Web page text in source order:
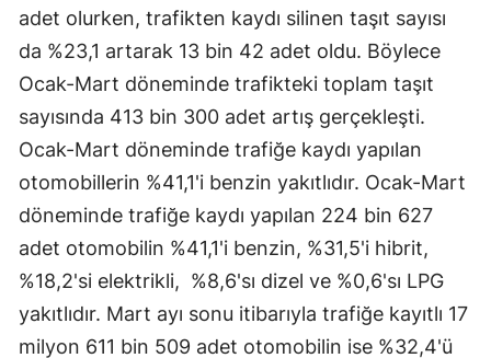
Bartın
Ardahan
Iğdır
Yalova
Karabük
Kilis
Osmaniye
Düzce
adet olurken, trafikten kaydı silinen taşıt sayısı
da %23,1 artarak 13 bin 42 adet oldu. Böylece
Ocak-Mart döneminde trafikteki toplam taşıt
sayısında 413 bin 300 adet artış gerçekleşti.
Ocak-Mart döneminde trafiğe kaydı yapılan
otomobillerin %41,1'i benzin yakıtlıdır. Ocak-Mart
döneminde trafiğe kaydı yapılan 224 bin 627
adet otomobilin %41,1'i benzin, %31,5'i hibrit,
%18,2'si elektrikli, %8,6'sı dizel ve %0,6'sı LPG
yakıtlıdır. Mart ayı sonu itibarıyla trafiğe kayıtlı 17
milyon 611 bin 509 adet otomobilin ise %32,4'ü